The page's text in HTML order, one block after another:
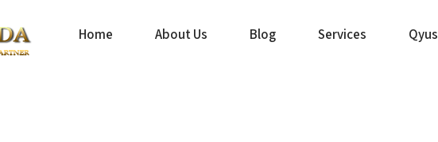
Home About Us Blog Services